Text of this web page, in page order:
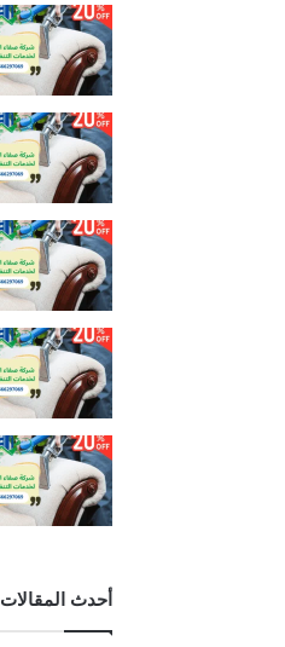
أحدث المقالات